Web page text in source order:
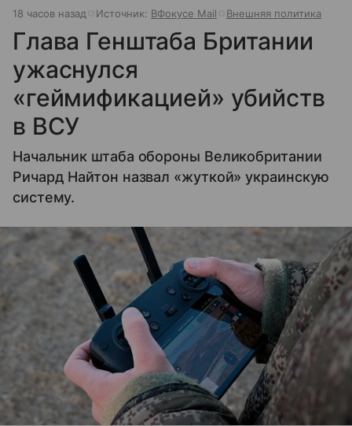
18 часов назад Источник: ВФокусе Mail Внешняя политика
Глава Генштаба Британии
ужаснулся
«геймификацией» убийств
в ВСУ
Начальник штаба обороны Великобритании
Ричард Найтон назвал «жуткой» украинскую
систему.